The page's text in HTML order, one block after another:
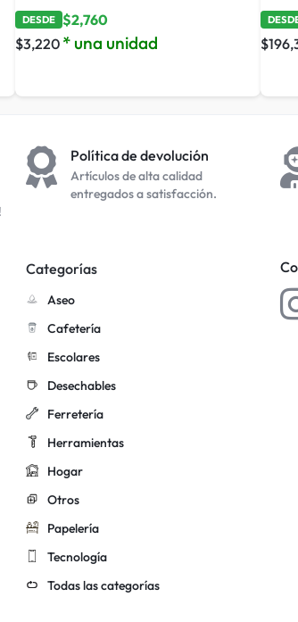
DESDE $2,760
$3,220 * una unidad
$
Política de devolución
Artículos de alta calidad
entregados a satisfacción.
Categorías
Aseo
Cafetería
Escolares
Desechables
Ferretería
Herramientas
Hogar
Otros
Papelería
Tecnología
Todas las categorías